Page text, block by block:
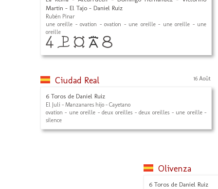
Martin - El Tajo - Daniel Ruiz
Rubén Pinar
une oreille - ovation - ovation - une oreille - une oreille - une
oreille
Ciudad Real 16 Août
6 Toros de Daniel Ruiz
El Juli - Manzanares hijo - Cayetano
ovation - une oreille - deux oreilles - deux oreilles - une oreille -
silence
Olivenza
6 Toros de Daniel Ruiz